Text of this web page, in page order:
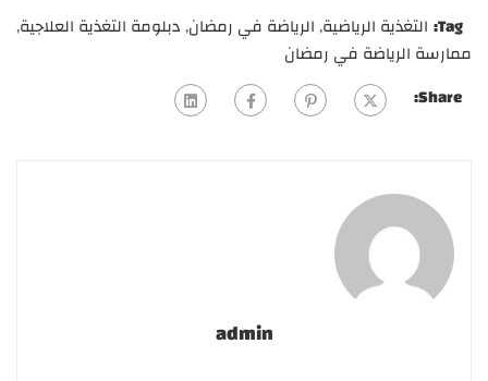
Tag: التغذية الرياضية,الرياضة في رمضان,دبلومة التغذية العلاجية,
ممارسة الرياضة في رمضان
Share:
admin